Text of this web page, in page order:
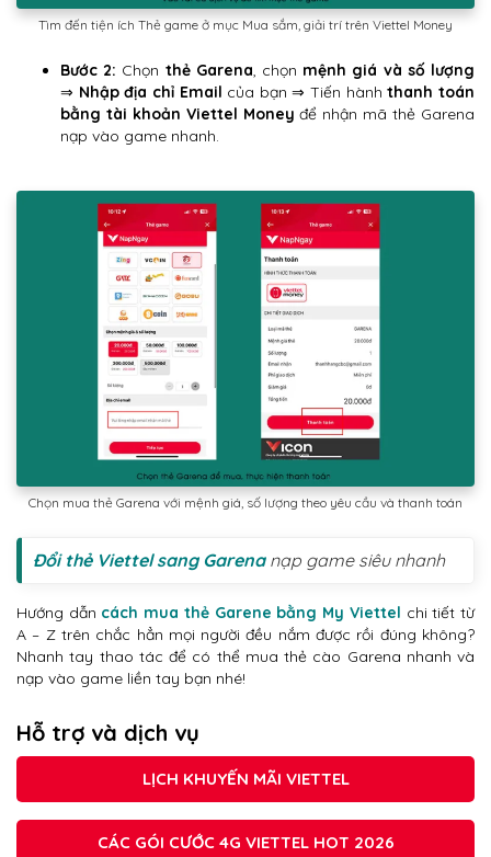
Tìm đến tiện ích Thẻ game ở mục Mua sắm, giải trí trên Viettel Money
Bước 2: Chọn thẻ Garena, chọn mệnh giá và số lượng
⇒ Nhập địa chỉ Email của bạn ⇒ Tiến hànhthanh toán
bằng tài khoản Viettel Money để nhận mã thẻ Garena
nạp vào game nhanh.
Chọn mua thẻ Garena với mệnh giá, số lượng theo yêu cầu và thanh toán
Đổi thẻ Viettel sang Garenanạp game siêu nhanh
Hướng dẫn cách mua thẻ Garene bằng My Viettel chi tiết từ
A – Z trên chắc hẳn mọi người đều nắm được rồi đúng không?
Nhanh tay thao tác để có thể mua thẻ cào Garena nhanh và
nạp vào game liền tay bạn nhé!
Hỗ trợ và dịch vụ
LỊCH KHUYẾN MÃI VIETTEL
CÁC GÓI CƯỚC 4G VIETTEL HOT 2026